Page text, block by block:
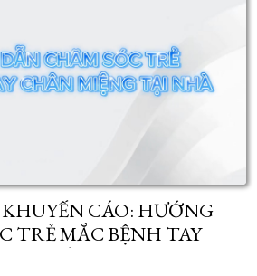
CÁO: HƯỚNG
TRẺ MẮC BỆNH TAY
NHÀ